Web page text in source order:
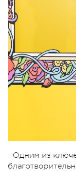
Одним из